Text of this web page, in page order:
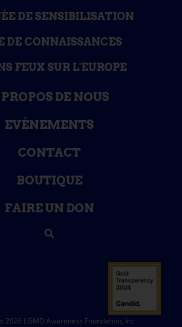
DE SENSIBILISATION
DE CONNAISSANCES
FEUX SUR L'EUROPE
DE NOUS
EVÉNEMENTS
CONTACT
BOUTIQUE
FAIRE UN DON
2026 LGMD Awareness Foundation, Inc